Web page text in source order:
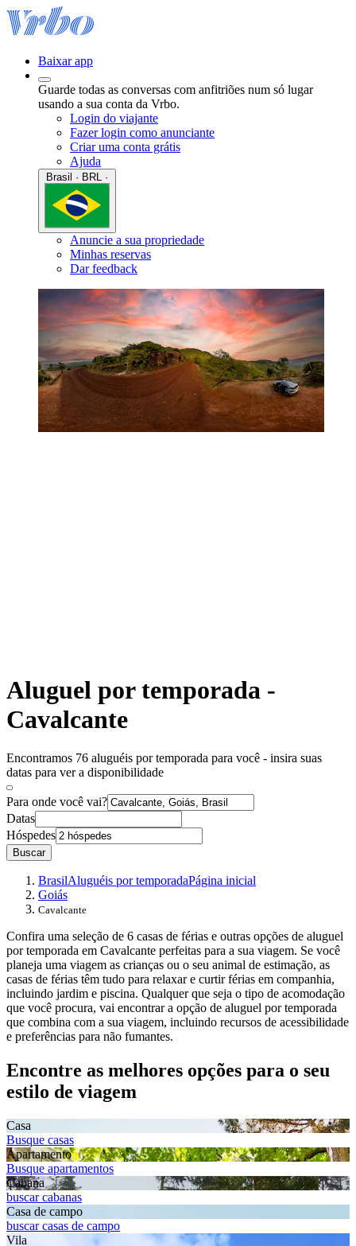
Baixar app
Guarde todas as conversas com anfitriões num só lugar
usando a sua conta da Vrbo.
Login do viajante
Fazer login como anunciante
Criar uma conta grátis
Ajuda
Anuncie a sua propriedade
Minhas reservas
Dar feedback
Aluguel por temporada -
Cavalcante
Encontramos 76 aluguéis por temporada para você - insira suas
datas para ver a disponibilidade
Para onde você vai?
Datas
Hóspedes
Buscar
BrasilAluguéis por temporadaPágina inicial
Goiás
Cavalcante
Confira uma seleção de 6 casas de férias e outras opções de aluguel
por temporada em Cavalcante perfeitas para a sua viagem. Se você
planeja uma viagem as crianças ou o seu animal de estimação, as
casas de férias têm tudo para relaxar e curtir férias em companhia,
incluindo jardim e piscina. Qualquer que seja o tipo de acomodação
que você procura, vai encontrar a opção de aluguel por temporada
que combina com a sua viagem, incluindo recursos de acessibilidade
e preferências para não fumantes.
Encontre as melhores opções para o seu
estilo de viagem
Casa
Busque casas
Apartamento
Busque apartamentos
Cabana
buscar cabanas
Casa de campo
buscar casas de campo
Vila